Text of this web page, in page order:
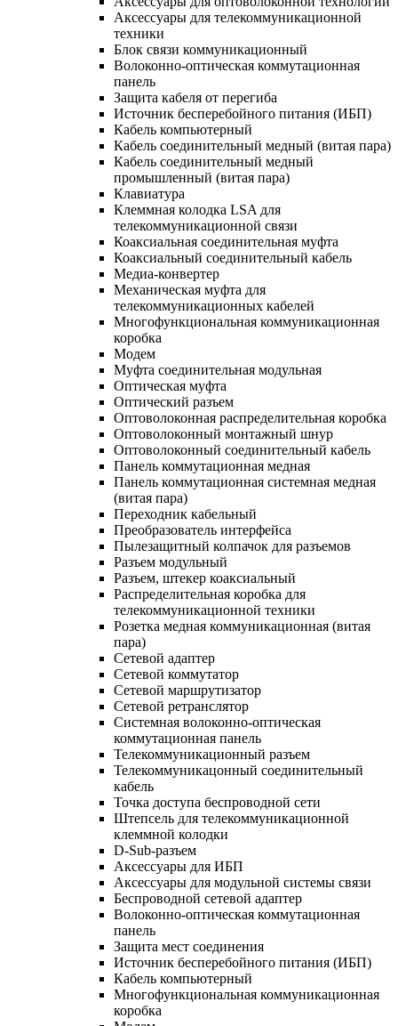
Аксессуары для телекоммуникационной
техники
Блок связи коммуникационный
Волоконно-оптическая коммутационная
панель
Защита кабеля от перегиба
Источник бесперебойного питания (ИБП)
Кабель компьютерный
Кабель соединительный медный (витая пара)
Кабель соединительный медный
промышленный (витая пара)
Клавиатура
Клеммная колодка LSA для
телекоммуникационной связи
Коаксиальная соединительная муфта
Коаксиальный соединительный кабель
Медиа-конвертер
Механическая муфта для
телекоммуникационных кабелей
Многофункциональная коммуникационная
коробка
Модем
Муфта соединительная модульная
Оптическая муфта
Оптический разъем
Оптоволоконная распределительная коробка
Оптоволоконный монтажный шнур
Оптоволоконный соединительный кабель
Панель коммутационная медная
Панель коммутационная системная медная
(витая пара)
Переходник кабельный
Преобразователь интерфейса
Пылезащитный колпачок для разъемов
Разъем модульный
Разъем, штекер коаксиальный
Распределительная коробка для
телекоммуникационной техники
Розетка медная коммуникационная (витая
пара)
Сетевой адаптер
Сетевой коммутатор
Сетевой маршрутизатор
Сетевой ретранслятор
Системная волоконно-оптическая
коммутационная панель
Телекоммуникационный разъем
Телекоммуникацонный соединительный
кабель
Точка доступа беспроводной сети
Штепсель для телекоммуникационной
клеммной колодки
D-Sub-разъем
Аксессуары для ИБП
Аксессуары для модульной системы связи
Беспроводной сетевой адаптер
Волоконно-оптическая коммутационная
панель
Защита мест соединения
Источник бесперебойного питания (ИБП)
Кабель компьютерный
Многофункциональная коммуникационная
коробка